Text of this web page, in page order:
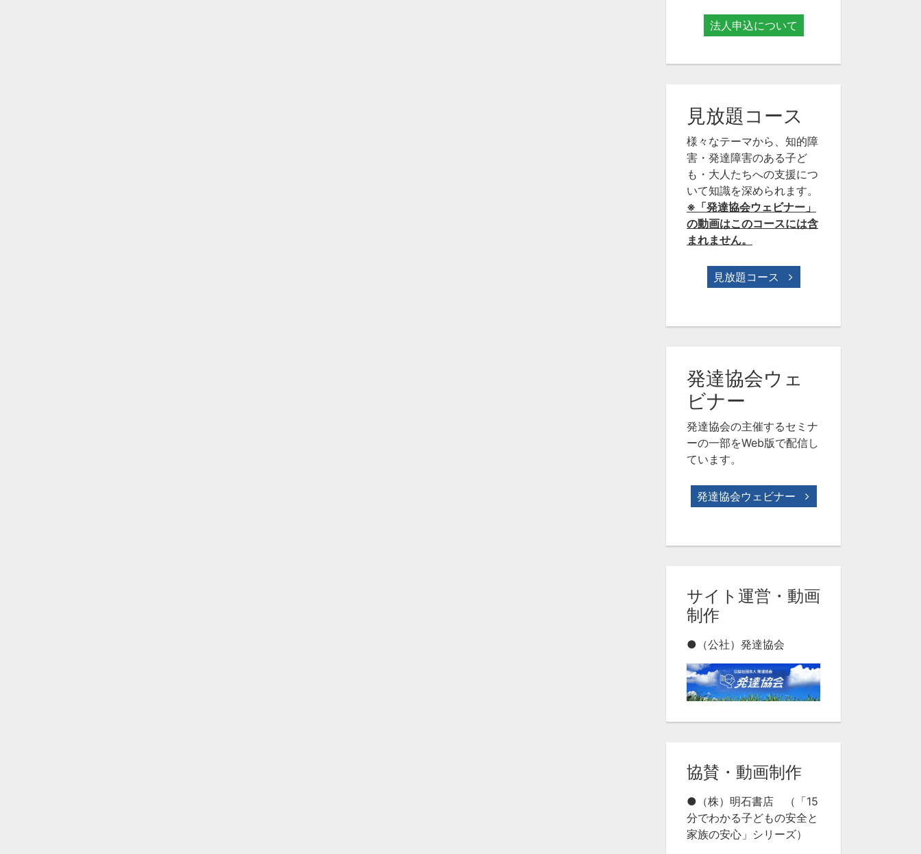
法人申込について
見放題コース
様々なテーマから、知的障
害・発達障害のある子ど
も・大人たちへの支援につ
いて知識を深められます。
※「発達協会ウェビナー」
の動画はこのコースには含
まれません。
見放題コース
発達協会ウェ
ビナー
発達協会の主催するセミナ
ーの一部をWeb版で配信し
ています。
発達協会ウェビナー
サイト運営・動画
制作
●（公社）発達協会
協賛・動画制作
●（株）明石書店 （「15
分でわかる子どもの安全と
家族の安心」シリーズ）